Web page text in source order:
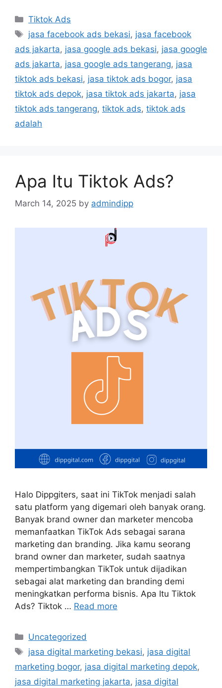
Tiktok Ads
jasa facebook ads bekasi, jasa facebook
ads jakarta, jasa google ads bekasi, jasa google
ads jakarta, jasa google ads tangerang, jasa
tiktok ads bekasi, jasa tiktok ads bogor, jasa
tiktok ads depok, jasa tiktok ads jakarta, jasa
tiktok ads tangerang, tiktok ads, tiktok ads
adalah
Apa Itu Tiktok Ads?
March 14, 2025 by admindipp
Halo Dippgiters, saat ini TikTok menjadi salah
satu platform yang digemari oleh banyak orang.
Banyak brand owner dan marketer mencoba
memanfaatkan TikTok Ads sebagai sarana
marketing dan branding. Jika kamu seorang
brand owner dan marketer, sudah saatnya
mempertimbangkan TikTok untuk dijadikan
sebagai alat marketing dan branding demi
meningkatkan performa bisnis. Apa Itu Tiktok
Ads? Tiktok … Read more
Uncategorized
jasa digital marketing bekasi, jasa digital
marketing bogor, jasa digital marketing depok,
jasa digital marketing jakarta, jasa digital